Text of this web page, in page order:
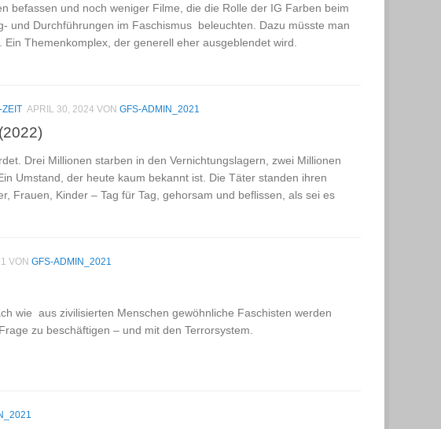
befassen und noch weniger Filme, die die Rolle der IG Farben beim
und Durchführungen im Faschismus beleuchten. Dazu müsste man
Themenkomplex, der generell eher ausgeblendet wird.
ZEIT APRIL 30, 2024 VON GFS-ADMIN_2021
Drei Millionen starben in den Vernichtungslagern, zwei Millionen
Umstand, der heute kaum bekannt ist. Die Täter standen ihren
Frauen, Kinder – Tag für Tag, gehorsam und beflissen, als sei es
VON GFS-ADMIN_2021
wie aus zivilisierten Menschen gewöhnliche Faschisten werden
zu beschäftigen – und mit den Terrorsystem.